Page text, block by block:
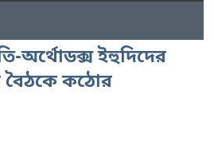
অর্থোডক্স ইহুদিদের
বৈঠকে কঠোর